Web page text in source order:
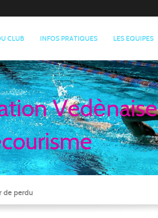
CLUB INFOS PRATIQUES LES EQUIPES
Vedènaise
de perdu